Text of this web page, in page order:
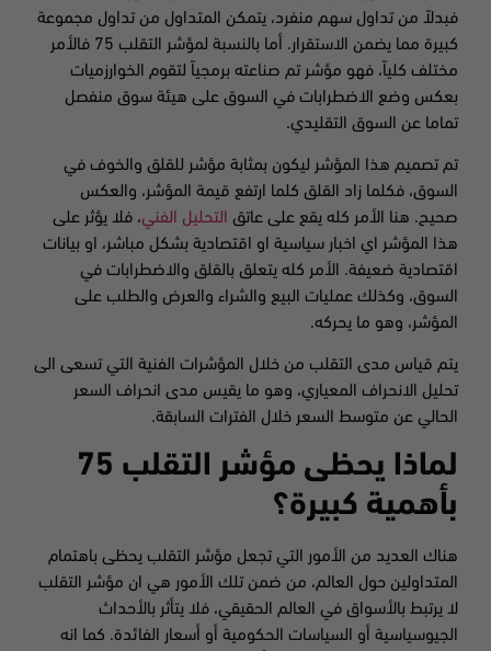
فبدلاً من تداول سهم منفرد، يتمكن المتداول من تداول مجموعة
كبيرة مما يضمن الاستقرار. أما بالنسبة لمؤشر التقلب 75 فالأمر
مختلف كلياً، فهو مؤشر تم صناعته برمجياً لتقوم الخوارزميات
بعكس وضع الاضطرابات في السوق على هيئة سوق منفصل
تماما عن السوق التقليدي.
تم تصميم هذا المؤشر ليكون بمثابة مؤشر للقلق والخوف في
السوق، فكلما زاد القلق كلما ارتفع قيمة المؤشر، والعكس
صحيح. هنا الأمر كله يقع على عاتق التحليل الفني، فلا يؤثر على
هذا المؤشر اي اخبار سياسية او اقتصادية بشكل مباشر، او بيانات
اقتصادية ضعيفة. الأمر كله يتعلق بالقلق والاضطرابات في
السوق، وكذلك عمليات البيع والشراء والعرض والطلب على
المؤشر، وهو ما يحركه.
يتم قياس مدى التقلب من خلال المؤشرات الفنية التي تسعى الى
تحليل الانحراف المعياري، وهو ما يقيس مدى انحراف السعر
الحالي عن متوسط السعر خلال الفترات السابقة.
لماذا يحظى مؤشر التقلب 75
بأهمية كبيرة؟
هناك العديد من الأمور التي تجعل مؤشر التقلب يحظى باهتمام
المتداولين حول العالم، من ضمن تلك الأمور هي ان مؤشر التقلب
لا يرتبط بالأسواق في العالم الحقيقي، فلا يتأثر بالأحداث
الجيوسياسية أو السياسات الحكومية أو أسعار الفائدة. كما انه